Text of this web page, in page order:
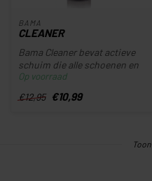
BAMA
CLEANER
Bama Cleaner bevat actieve
schuim die alle schoenen en
materialen bijzonder effe...
Op voorraad
€12,95 €10,99
Toon